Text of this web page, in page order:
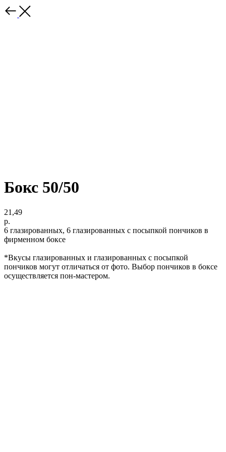
Бокс 50/50
21,49
р.
6 глазированных, 6 глазированных с посыпкой пончиков в
фирменном боксе
*Вкусы глазированных и глазированных с посыпкой
пончиков могут отличаться от фото. Выбор пончиков в боксе
осуществляется пон-мастером.